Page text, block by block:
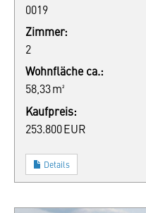
0019
Zimmer:
2
Wohnfläche ca.:
58,33 m²
Kaufpreis:
253.800 EUR
Details